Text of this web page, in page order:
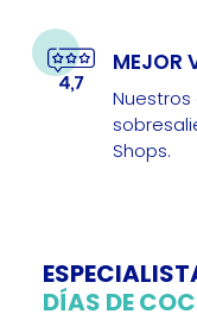
MEJOR
Shops.
DÍAS DE